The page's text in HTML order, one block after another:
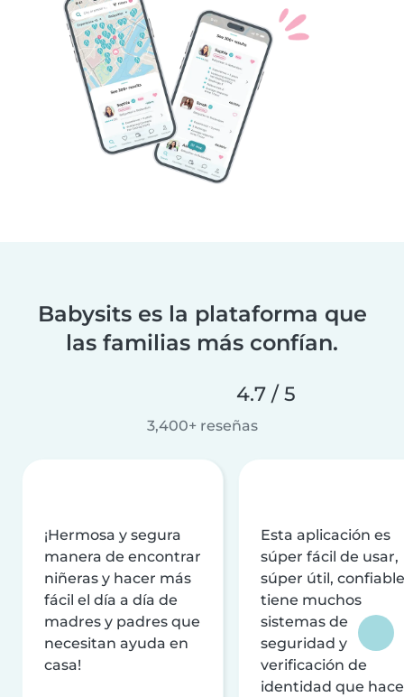
Babysits es la plataforma que
las familias más confían.
4.7 / 5
3,400+ reseñas
¡Hermosa y segura
manera de encontrar
niñeras y hacer más
fácil el día a día de
madres y padres que
necesitan ayuda en
casa!
Esta aplicación es
súper fácil de usar,
súper útil,
tiene muchos
sistemas de
seguridad y
verificación de
identidad que